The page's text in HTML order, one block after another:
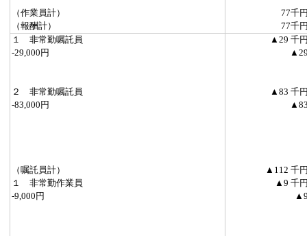
（作業員計）
77千
（報酬計）
77千
１ 非常勤嘱託員
▲29 千
-29,000円
２ 非常勤嘱託員
▲83 千
-83,000円
（嘱託員計）
▲112 千
１ 非常勤作業員
▲9 千
-9,000円